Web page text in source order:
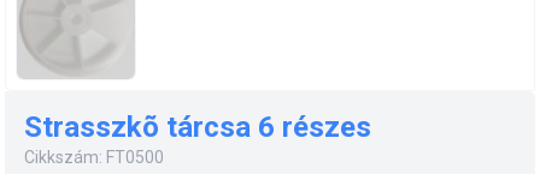
Strasszkõ tárcsa 6 részes
Cikkszám: FT0500